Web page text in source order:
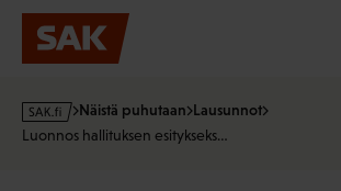
Hyppää
sisältöön
s
a
Näistä puhutaan Lausunnot
Luonnos hallituksen esitykseks…